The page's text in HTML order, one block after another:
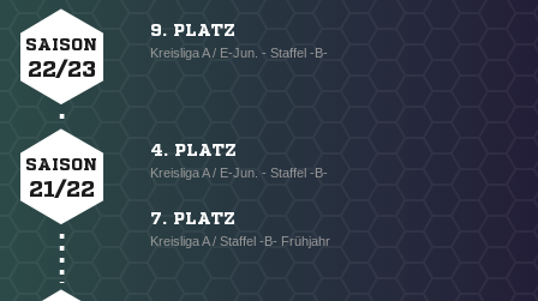
SAISON
22/23
9. PLATZ
Kreisliga A / E-Jun. - Staffel -B-
SAISON
21/22
4. PLATZ
Kreisliga A / E-Jun. - Staffel -B-
7. PLATZ
Kreisliga A / Staffel -B- Frühjahr